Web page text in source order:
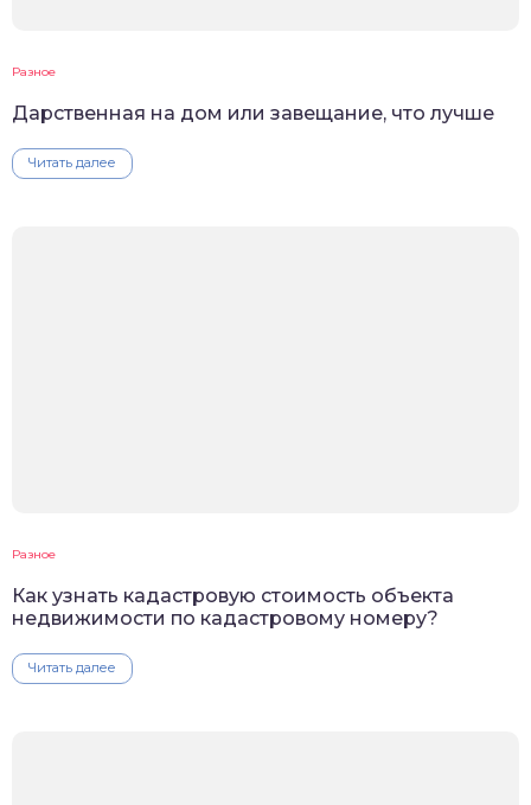
Разное
Дарственная на дом или завещание, что лучше
Читать далее
Разное
Как узнать кадастровую стоимость объекта
недвижимости по кадастровому номеру?
Читать далее